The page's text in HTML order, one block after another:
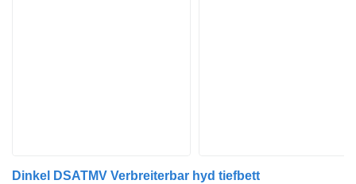
Dinkel DSATMV Verbreiterbar hyd tiefbett